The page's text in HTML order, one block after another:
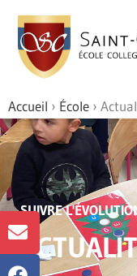
Accueil › École ›
SUIVRE